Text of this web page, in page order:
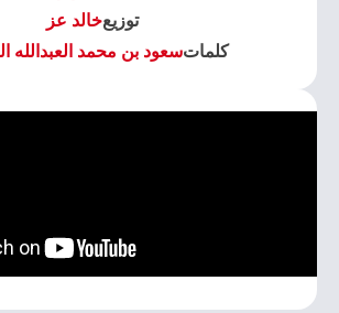
توزيعخالد عز
كلماتسعود بن محمد العبدالله